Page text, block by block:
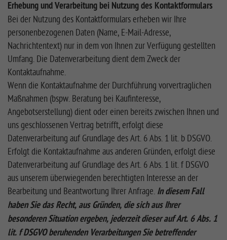
Erhebung und Verarbeitung bei Nutzung des Kontaktformulars
Bei der Nutzung des Kontaktformulars erheben wir Ihre
personenbezogenen Daten (Name, E-Mail-Adresse,
Nachrichtentext) nur in dem von Ihnen zur Verfügung gestellten
Umfang. Die Datenverarbeitung dient dem Zweck der
Kontaktaufnahme.
Wenn die Kontaktaufnahme der Durchführung vorvertraglichen
Maßnahmen (bspw. Beratung bei Kaufinteresse,
Angebotserstellung) dient oder einen bereits zwischen Ihnen und
uns geschlossenen Vertrag betrifft, erfolgt diese
Datenverarbeitung auf Grundlage des Art. 6 Abs. 1 lit. b DSGVO.
Erfolgt die Kontaktaufnahme aus anderen Gründen, erfolgt diese
Datenverarbeitung auf Grundlage des Art. 6 Abs. 1 lit. f DSGVO
aus unserem überwiegenden berechtigten Interesse an der
Bearbeitung und Beantwortung Ihrer Anfrage. In diesem Fall
haben Sie das Recht, aus Gründen, die sich aus Ihrer
besonderen Situation ergeben, jederzeit dieser auf Art. 6 Abs. 1
lit. f DSGVO beruhenden Verarbeitungen Sie betreffender